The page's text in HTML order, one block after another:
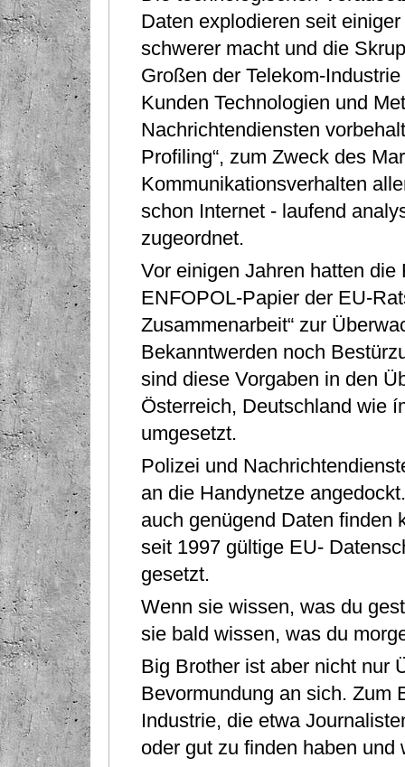
Daten explodieren seit
schwerer macht und die
Großen der Telekom-
Kunden Technologien und
Nachrichtendiensten
Proﬁling“, zum Zweck des
Kommunikationsverhalten
schon Internet - laufend
zugeordnet.
Vor einigen Jahren hatten
ENFOPOL-Papier der EU-
Zusammenarbeit“ zur
Bekanntwerden noch
sind diese Vorgaben in den
Österreich, Deutschland wie
umgesetzt.
Polizei und
an die Handynetze
auch genügend Daten ﬁnden
seit 1997 gültige EU-
gesetzt.
Wenn sie wissen, was du
sie bald wissen, was du
Big Brother ist aber nicht nur
Bevormundung an sich. Zum
Industrie, die etwa
oder gut zu ﬁnden haben und